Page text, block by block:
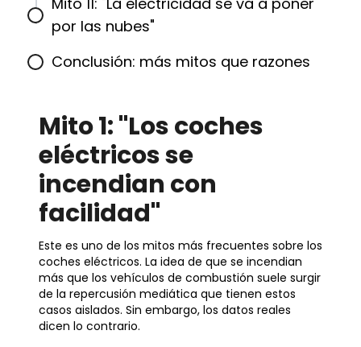
por las nubes"
Conclusión: más mitos que razones
Mito 1: "Los coches
eléctricos se
incendian con
facilidad"
Este es uno de los mitos más frecuentes sobre los
coches eléctricos. La idea de que se incendian
más que los vehículos de combustión suele surgir
de la repercusión mediática que tienen estos
casos aislados. Sin embargo, los datos reales
dicen lo contrario.